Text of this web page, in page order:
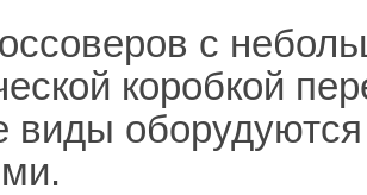
с
коробкой
оборудуются